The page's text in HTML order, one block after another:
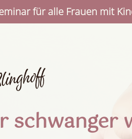
für alle Frauen mit
schwanger